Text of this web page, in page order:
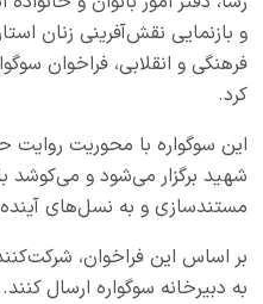
و بازنمایی نقش‌آفرینی زنان
فرهنگی و انقلابی، فراخوان
کرد.
این سوگواره با محوریت
شهید برگزار می‌شود و می‌کوشد
مستندسازی و به نسل‌های
بر اساس این فراخوان،
به دبیرخانه سوگواره ارسال کنند.